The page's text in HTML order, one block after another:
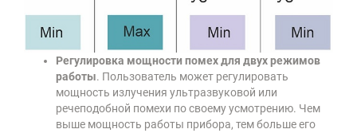
Регулировка мощности помех для двух режимов
работы. Пользователь может регулировать
мощность излучения ультразвуковой или
речеподобной помехи по своему усмотрению. Чем
выше мощность работы прибора, тем больше его